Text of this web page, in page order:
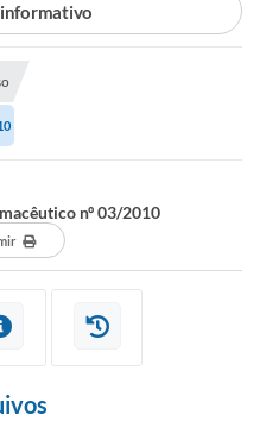
nº 03/2010